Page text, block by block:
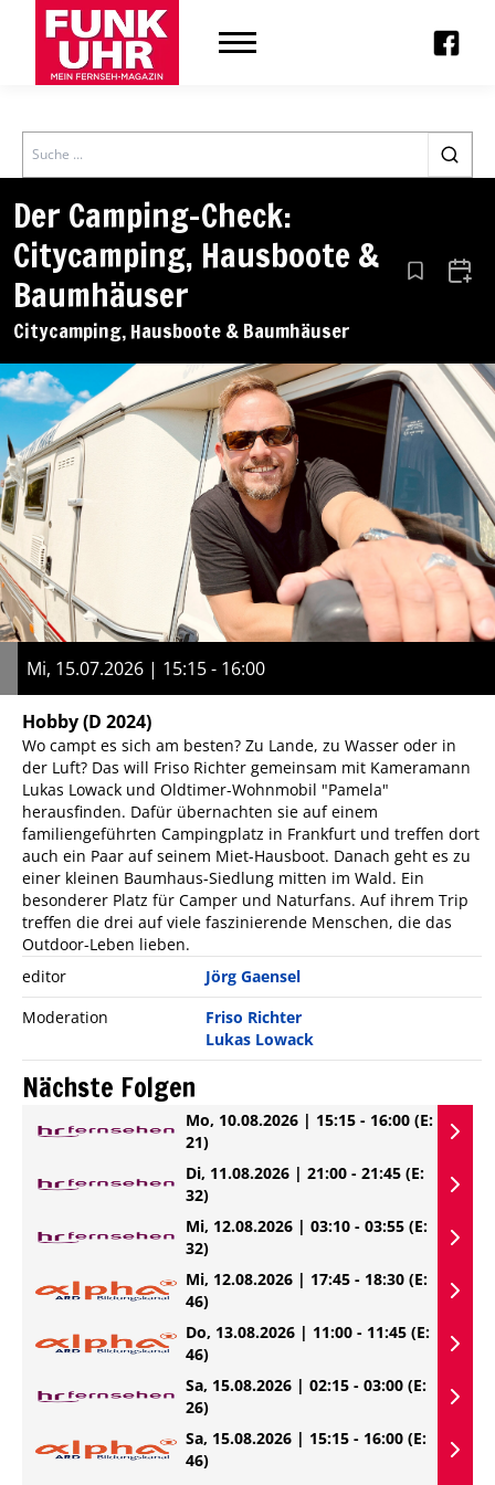
Search
Der Camping-Check:
Citycamping, Hausboote &
Baumhäuser
Citycamping, Hausboote & Baumhäuser
Aus den
Mi, 15.07.2026 | 15:15 - 16:00
Hobby(D 2024)
Wo campt es sich am besten? Zu Lande, zu Wasser oder in
der Luft? Das will Friso Richter gemeinsam mit Kameramann
Lukas Lowack und Oldtimer-Wohnmobil "Pamela"
herausfinden. Dafür übernachten sie auf einem
familiengeführten Campingplatz in Frankfurt und treffen dort
auch ein Paar auf seinem Miet-Hausboot. Danach geht es zu
einer kleinen Baumhaus-Siedlung mitten im Wald. Ein
besonderer Platz für Camper und Naturfans. Auf ihrem Trip
treffen die drei auf viele faszinierende Menschen, die das
Outdoor-Leben lieben.
editor
Jörg Gaensel
Moderation
Friso Richter
Lukas Lowack
Nächste Folgen
Mo, 10.08.2026 | 15:15 - 16:00 (E:
21)
Di, 11.08.2026 | 21:00 - 21:45 (E:
32)
Mi, 12.08.2026 | 03:10 - 03:55 (E:
32)
Mi, 12.08.2026 | 17:45 - 18:30 (E:
46)
Do, 13.08.2026 | 11:00 - 11:45 (E:
46)
Sa, 15.08.2026 | 02:15 - 03:00 (E:
26)
Sa, 15.08.2026 | 15:15 - 16:00 (E:
46)